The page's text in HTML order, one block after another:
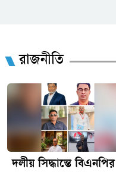
রাজনীতি
দলীয় সিদ্ধান্তে বিএনপির